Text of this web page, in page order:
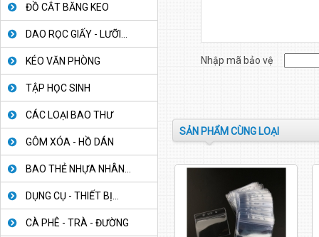
ĐỒ CẮT BĂNG KEO
DAO RỌC GIẤY - LƯỠI...
KÉO VĂN PHÒNG
TẬP HỌC SINH
CÁC LOẠI BAO THƯ
GÔM XÓA - HỒ DÁN
BAO THẺ NHỰA NHÂN...
DỤNG CỤ - THIẾT BỊ...
CÀ PHÊ - TRÀ - ĐƯỜNG
Nhập mã bảo vệ
SẢN PHẨM CÙNG LOẠI